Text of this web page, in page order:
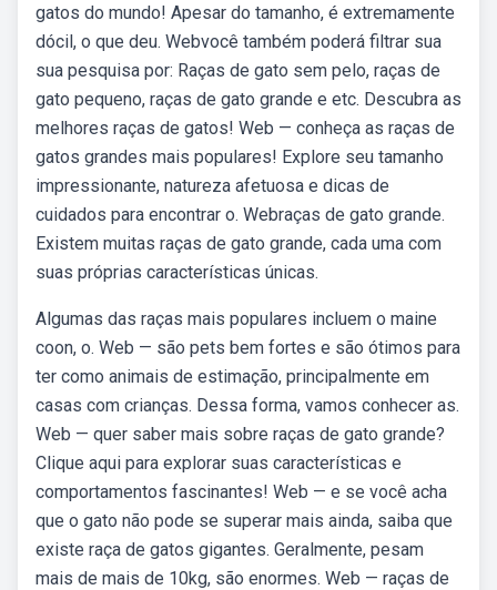
gatos do mundo! Apesar do tamanho, é extremamente
dócil, o que deu. Webvocê também poderá filtrar sua
sua pesquisa por: Raças de gato sem pelo, raças de
gato pequeno, raças de gato grande e etc. Descubra as
melhores raças de gatos! Web — conheça as raças de
gatos grandes mais populares! Explore seu tamanho
impressionante, natureza afetuosa e dicas de
cuidados para encontrar o. Webraças de gato grande.
Existem muitas raças de gato grande, cada uma com
suas próprias características únicas.
Algumas das raças mais populares incluem o maine
coon, o. Web — são pets bem fortes e são ótimos para
ter como animais de estimação, principalmente em
casas com crianças. Dessa forma, vamos conhecer as.
Web — quer saber mais sobre raças de gato grande?
Clique aqui para explorar suas características e
comportamentos fascinantes! Web — e se você acha
que o gato não pode se superar mais ainda, saiba que
existe raça de gatos gigantes. Geralmente, pesam
mais de mais de 10kg, são enormes. Web — raças de